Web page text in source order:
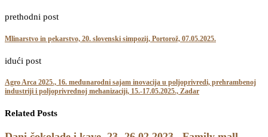
prethodni post
Mlinarstvo in pekarstvo, 20. slovenski simpozij, Portorož, 07.05.2025.
idući post
Agro Arca 2025., 16. međunarodni sajam inovacija u poljoprivredi, prehrambenoj
industriji i poljoprivrednoj mehanizaciji, 15.-17.05.2025., Zadar
Related Posts